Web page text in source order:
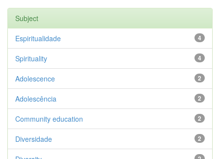
Subject
4
Espiritualidade
4
Spirituality
2
Adolescence
2
Adolescência
2
Community education
2
Diversidade